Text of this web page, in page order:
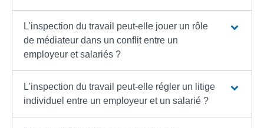
L'inspection du travail peut-elle jouer un rôle
de médiateur dans un conflit entre un
employeur et salariés ?
L'inspection du travail peut-elle régler un litige
individuel entre un employeur et un salarié ?